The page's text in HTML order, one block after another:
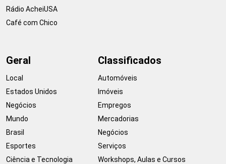
Rádio AcheiUSA
Café com Chico
Geral
Local
Estados Unidos
Negócios
Mundo
Brasil
Esportes
Ciência e Tecnologia
Classificados
Automóveis
Imóveis
Empregos
Mercadorias
Negócios
Serviços
Workshops, Aulas e Cursos